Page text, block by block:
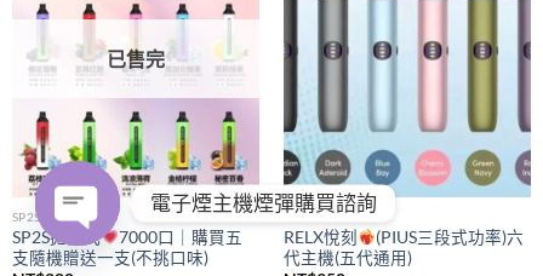
已售完
SP2S
SP2S拋棄式
7000口｜購買五
支隨機贈送一支(不挑口味)
RELX
RELX悅刻
(PIUS三段式功率)六
代主機(五代通用)
電子煙主機煙彈購買諮詢
OPEN